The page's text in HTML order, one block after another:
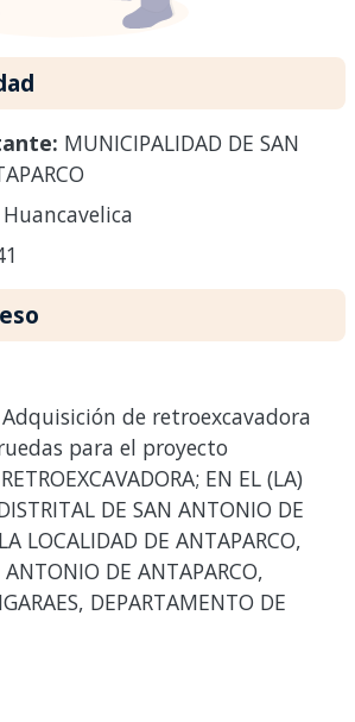
MUNICIPALIDAD DE SAN
Huancavelica
Adquisición de retroexcavadora
para el proyecto
EN EL (LA)
DE SAN ANTONIO DE
LOCALIDAD DE ANTAPARCO,
DE ANTAPARCO,
DEPARTAMENTO DE